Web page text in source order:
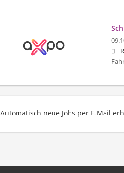
Automatisch neue Jobs per E-Mail